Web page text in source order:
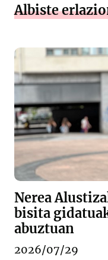
Albiste
Nerea
bisita
abuztuan
2026/07/29